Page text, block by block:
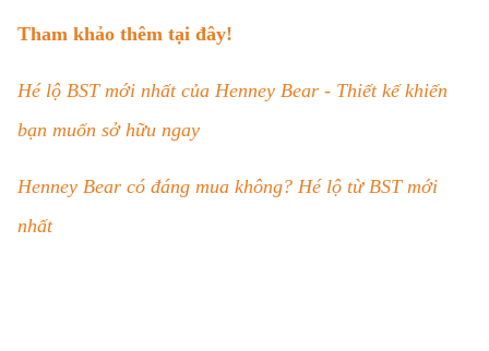
Tham khảo thêm tại đây!
Hé lộ BST mới nhất của Henney Bear - Thiết kế khiến
bạn muốn sở hữu ngay
Henney Bear có đáng mua không? Hé lộ từ BST mới
nhất